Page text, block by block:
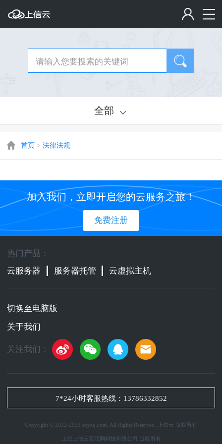
全部
首页 > 法律法规
加入我们，立即开启您的云服务之旅！
免费注册
热门产品：
云服务器
服务器托管 云虚拟主机
切换至电脑版
关于我们
关注我们：
7*24小时客服热线： 13786332852
Copyright © 2022-2023 sxyaq.com. All Rights Reserved. 上信云 版权所有
上海上信云互联网科技有限公司 版权所有